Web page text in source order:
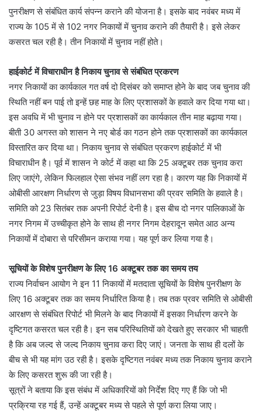
पुनरीक्षण से संबंधित कार्य संपन्न कराने की योजना है। इसके बाद नवंबर मध्य में
राज्य के 105 में से 102 नगर निकायों में चुनाव कराने की तैयारी है। इसे लेकर
कसरत चल रही है। तीन निकायों में चुनाव नहीं होते।
हाईकोर्ट में विचाराधीन है निकाय चुनाव से संबंधित प्रकरण
नगर निकायों का कार्यकाल गत वर्ष दो दिसंबर को समाप्त होने के बाद जब चुनाव की
स्थिति नहीं बन पाई तो इन्हें छह माह के लिए प्रशासकों के हवाले कर दिया गया था।
इस अवधि में भी चुनाव न होने पर प्रशासकों का कार्यकाल तीन माह बढ़ाया गया।
बीती 30 अगस्त को शासन ने नए बोर्ड का गठन होने तक प्रशासकों का कार्यकाल
विस्तारित कर दिया था। निकाय चुनाव से संबंधित प्रकरण हाईकोर्ट में भी
विचाराधीन है। पूर्व में शासन ने कोर्ट में कहा था कि 25 अक्टूबर तक चुनाव करा
लिए जाएंगे, लेकिन फिलहाल ऐसा संभव नहीं लग रहा है। कारण यह कि निकायों में
ओबीसी आरक्षण निर्धारण से जुड़ा विषय विधानसभा की प्रवर समिति के हवाले है।
समिति को 23 सितंबर तक अपनी रिपोर्ट देनी है। इस बीच दो नगर पालिकाओं के
नगर निगम में उच्चीकृत होने के साथ ही नगर निगम देहरादून समेत आठ अन्य
निकायों में दोबारा से परिसीमन कराया गया। यह पूर्ण कर लिया गया है।
सूचियों के विशेष पुनरीक्षण के लिए 16 अक्टूबर तक का समय तय
राज्य निर्वाचन आयोग ने इन 11 निकायों में मतदाता सूचियों के विशेष पुनरीक्षण के
लिए 16 अक्टूबर तक का समय निर्धारित किया है। तब तक प्रवर समिति से ओबीसी
आरक्षण से संबंधित रिपोर्ट भी मिलने के बाद निकायों में इसका निर्धारण करने के
दृष्टिगत कसरत चल रही है। इन सब परिस्थितियों को देखते हुए सरकार भी चाहती
है कि अब जल्द से जल्द निकाय चुनाव करा दिए जाएं। जनता के साथ ही दलों के
बीच से भी यह मांग उठ रही है। इसके दृष्टिगत नवंबर मध्य तक निकाय चुनाव कराने
के लिए कसरत शुरू की जा रही है।
सूत्रों ने बताया कि इस संबंध में अधिकारियों को निर्देश दिए गए हैं कि जो भी
प्रक्रिया रह गई हैं, उन्हें अक्टूबर मध्य से पहले से पूर्ण करा लिया जाए।